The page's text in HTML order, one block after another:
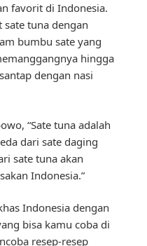
favorit di Indonesia.
sate tuna dengan
bumbu sate yang
hingga
dengan nasi
“Sate tuna adalah
dari sate daging
sate tuna akan
Indonesia.”
Indonesia dengan
bisa kamu coba di
resep-resep